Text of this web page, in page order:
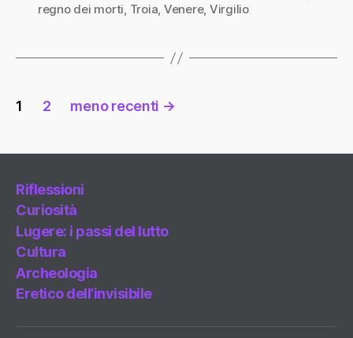
regno dei morti, Troia, Venere, Virgilio
Paginazione
articoli
1 2 meno recenti →
Riflessioni
Curiosità
Lugere: i passi del lutto
Cultura
Archeologia
Eretico dell’invisibile